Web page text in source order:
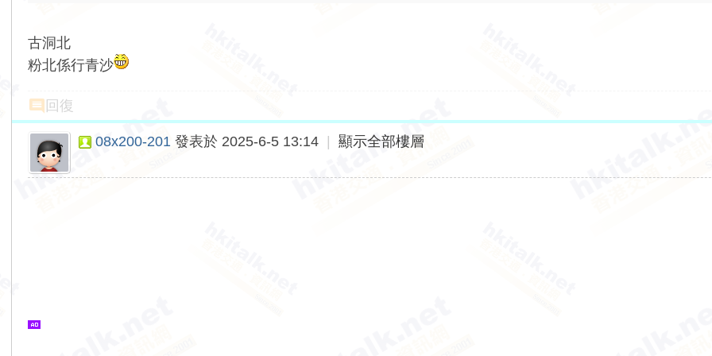
古洞北
粉北係行青沙
回復
08x200-201 發表於 2025-6-5 13:14 顯示全部樓層